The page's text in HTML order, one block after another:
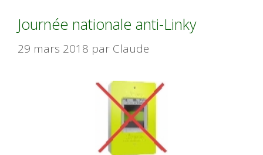
Journée nationale anti-Linky
29 mars 2018 par Claude